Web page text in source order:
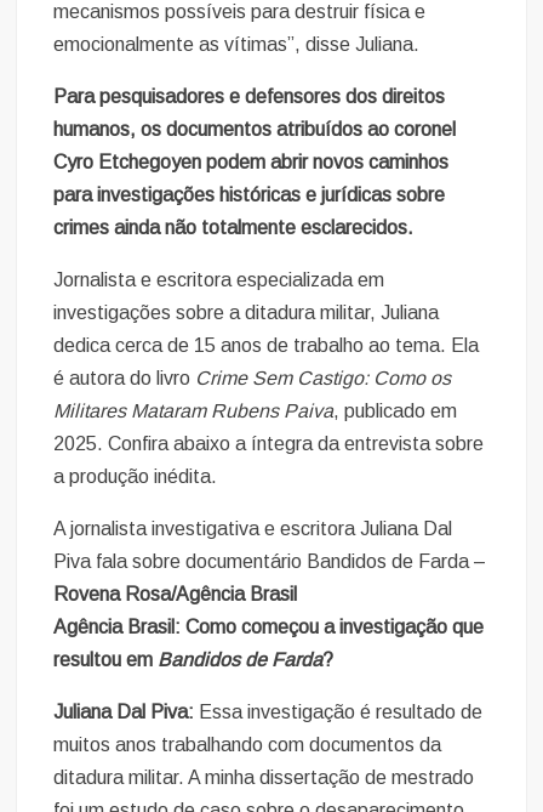
mecanismos possíveis para destruir física e
emocionalmente as vítimas”, disse Juliana.
Para pesquisadores e defensores dos direitos
humanos, os documentos atribuídos ao coronel
Cyro Etchegoyen podem abrir novos caminhos
para investigações históricas e jurídicas sobre
crimes ainda não totalmente esclarecidos.
Jornalista e escritora especializada em
investigações sobre a ditadura militar, Juliana
dedica cerca de 15 anos de trabalho ao tema. Ela
é autora do livro Crime Sem Castigo: Como os
Militares Mataram Rubens Paiva, publicado em
2025. Confira abaixo a íntegra da entrevista sobre
a produção inédita.
A jornalista investigativa e escritora Juliana Dal
Piva fala sobre documentário Bandidos de Farda –
Rovena Rosa/Agência Brasil
Agência Brasil: Como começou a investigação que
resultou em Bandidos de Farda?
Juliana Dal Piva: Essa investigação é resultado de
muitos anos trabalhando com documentos da
ditadura militar. A minha dissertação de mestrado